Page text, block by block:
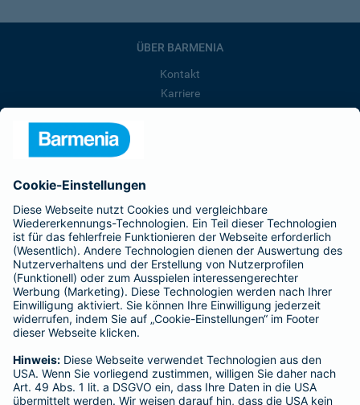
ÜBER BARMENIA
Kontakt
Karriere
Barmenia ist Teil der BarmeniaGothaer
BELIEBTE SEITEN
Kranken-Zusatzversicherung
Tierversicherungen
Haftpflichtversicherung
Hausratversicherung
Adresse ändern
Schaden melden